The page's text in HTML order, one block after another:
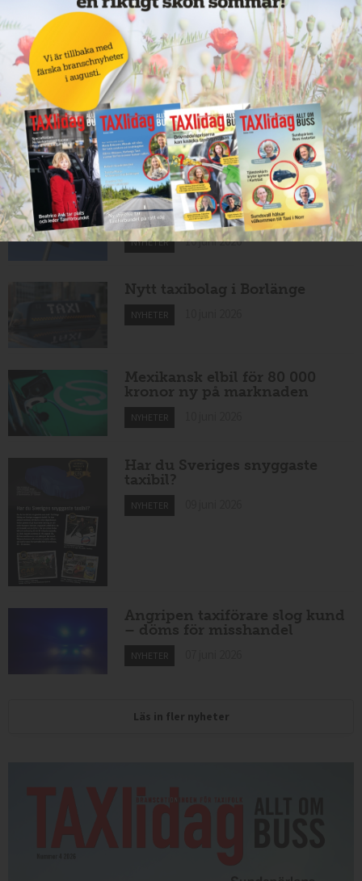
Nytt taxiföretag i Sigtuna
NYHETER 11 juni 2026
Nytt taxibolag i Borlänge
NYHETER 11 juni 2026
Taxibommar fick inte avsedd
effekt vid Lund C
NYHETER 10 juni 2026
Nytt taxibolag i Borlänge
NYHETER
Mexikansk elbil för 80 000
kronor ny på marknaden
NYHETER
Har du Sveriges snyggaste
taxibil?
NYHETER
Angripen taxiförare slog kund
– döms för misshandel
NYHETER
Läs in fler nyheter